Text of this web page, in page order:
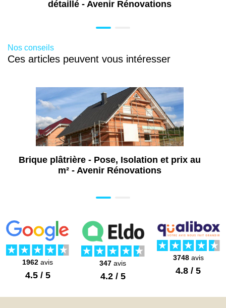
détaillé - Avenir Rénovations
Nos conseils
Ces articles peuvent vous intéresser
Brique plâtrière - Pose, Isolation et prix au
m² - Avenir Rénovations
1962 avis
4.5 / 5
347 avis
4.2 / 5
3748avis
4.8 / 5